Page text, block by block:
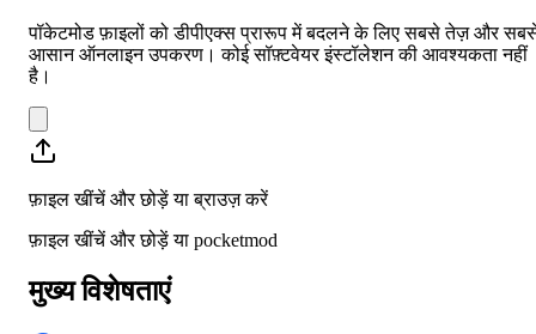
पॉकेटमोड फ़ाइलों को डीपीएक्स प्रारूप में बदलने के लिए सबसे तेज़ और
आसान ऑनलाइन उपकरण। कोई सॉफ़्टवेयर इंस्टॉलेशन की आवश्यकता नहीं
है।
फ़ाइल खींचें और छोड़ें या ब्राउज़ करें
फ़ाइल खींचें और छोड़ें या pocketmod
मुख्य विशेषताएं